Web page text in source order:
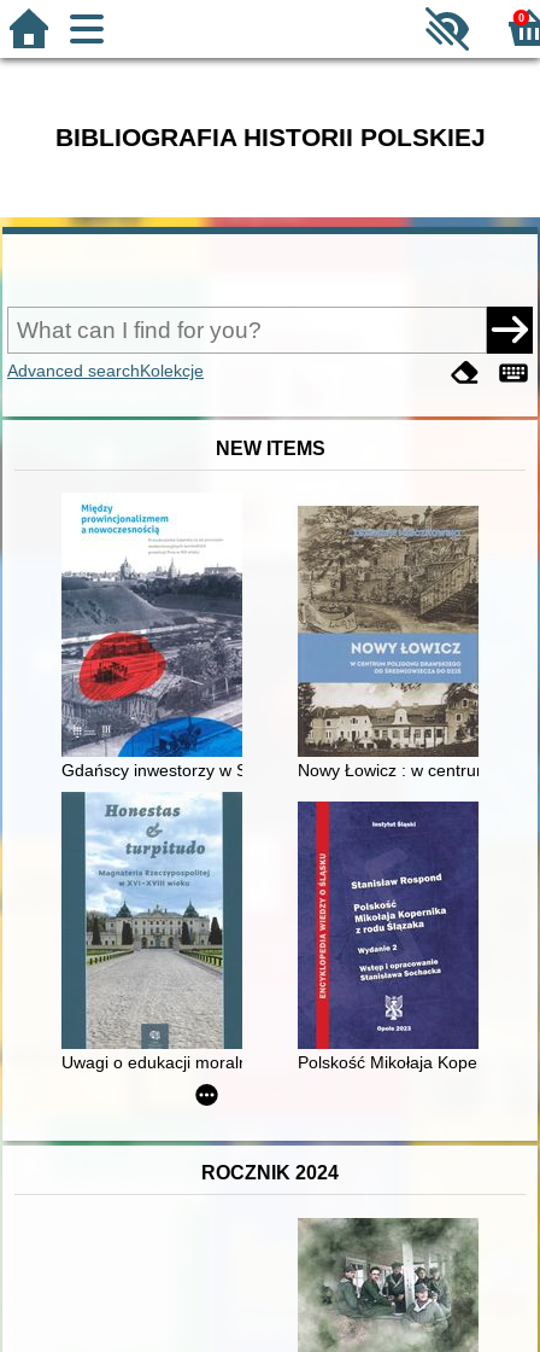
0
BIBLIOGRAFIA HISTORII POLSKIEJ
Advanced searchKolekcje
NEW ITEMS
Gdańscy inwestorzy w Sopocie : prestiż finansowy i
Nowy Łowicz : w centrum
Uwagi o edukacji moralnej synów szlacheckich w XVI-
Polskość Mikołaja Kopernika z
ROCZNIK 2024